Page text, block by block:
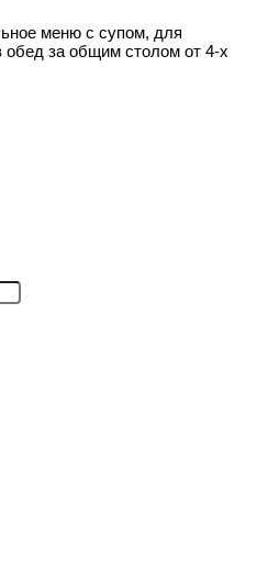
меню с супом, для
обед за общим столом от 4-х